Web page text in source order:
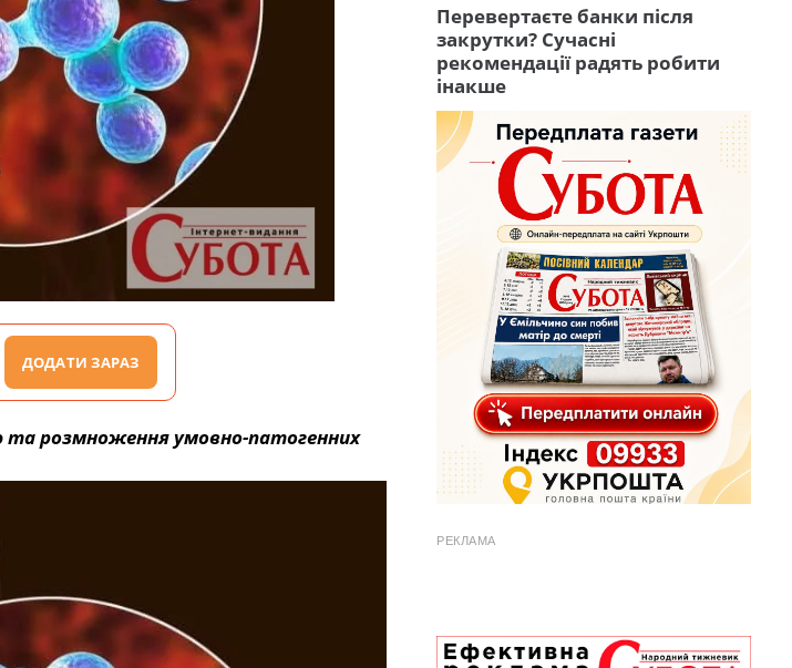
ДОДАТИ ЗАРАЗ
та розмноження умовно-патогенних
Перевертаєте банки після
закрутки? Сучасні
рекомендації радять робити
інакше
РЕКЛАМА